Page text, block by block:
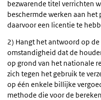
bezwarende titel verrichten
beschermde werken aan
daarvoor een licentie te
2) Hangt het antwoord op de
omstandigheid dat de
op grond van het nationale
zich tegen het gebruik te
op één enkele billijke
methode die voor de